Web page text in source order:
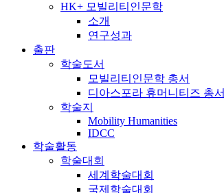
HK+ 모빌리티인문학
소개
연구성과
출판
학술도서
모빌리티인문학 총서
디아스포라 휴머니티즈 총서
학술지
Mobility Humanities
IDCC
학술활동
학술대회
세계학술대회
국제학술대회